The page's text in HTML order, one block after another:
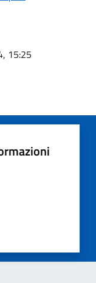
15:25